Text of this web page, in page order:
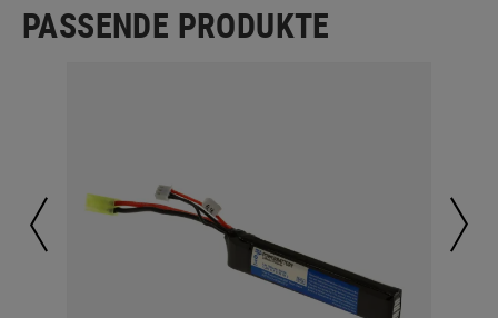
PASSENDE PRODUKTE